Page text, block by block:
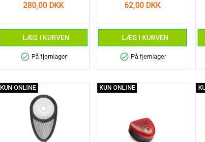
280,00 DKK
LÆG I KURVEN
check_circle På fjernlager
62,00 DKK
LÆG I KURVEN
check_circle På fjernlager
KUN ONLINE KUN ONLINE